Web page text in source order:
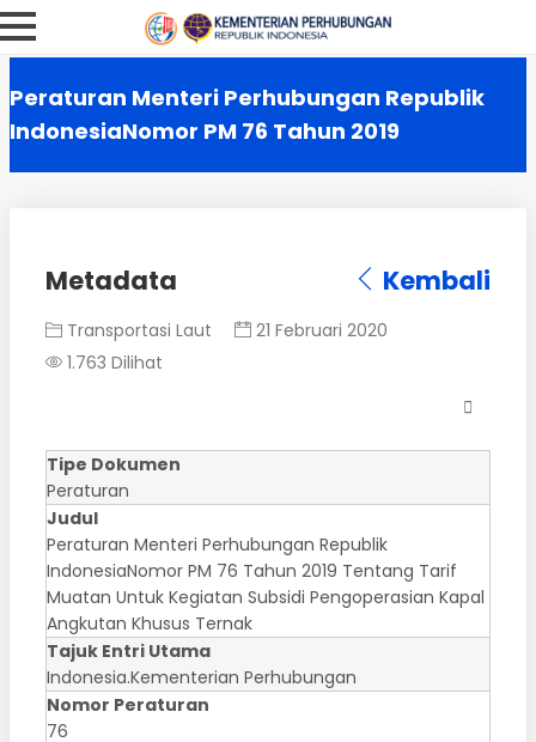
Peraturan Menteri Perhubungan Republik
IndonesiaNomor PM 76 Tahun 2019
Metadata Kembali
Transportasi Laut
21 Februari 2020
1.763 Dilihat
Tipe Dokumen
Peraturan
Judul
Peraturan Menteri Perhubungan Republik
IndonesiaNomor PM 76 Tahun 2019 Tentang Tarif
Muatan Untuk Kegiatan Subsidi Pengoperasian Kapal
Angkutan Khusus Ternak
Tajuk Entri Utama
Indonesia.Kementerian Perhubungan
Nomor Peraturan
76